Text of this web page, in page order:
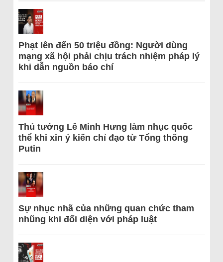
Phạt lên đến 50 triệu đồng: Người dùng
mạng xã hội phải chịu trách nhiệm pháp lý
khi dẫn nguồn báo chí
Thủ tướng Lê Minh Hưng làm nhục quốc
thể khi xin ý kiến chỉ đạo từ Tổng thống
Putin
Sự nhục nhã của những quan chức tham
nhũng khi đối diện với pháp luật